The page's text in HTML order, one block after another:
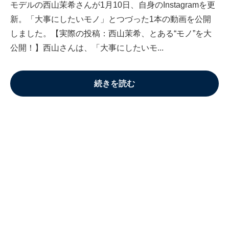
モデルの西山茉希さんが1月10日、自身のInstagramを更
新。「大事にしたいモノ」とつづった1本の動画を公開
しました。【実際の投稿：西山茉希、とある“モノ”を大
公開！】西山さんは、「大事にしたいモ...
続きを読む